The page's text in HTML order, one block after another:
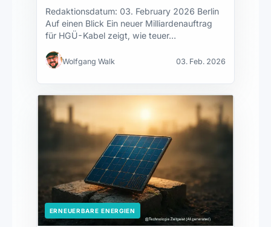
Redaktionsdatum: 03. February 2026 Berlin
Auf einen Blick Ein neuer Milliardenauftrag
für HGÜ-Kabel zeigt, wie teuer…
Wolfgang Walk 03. Feb. 2026
ERNEUERBARE ENERGIEN